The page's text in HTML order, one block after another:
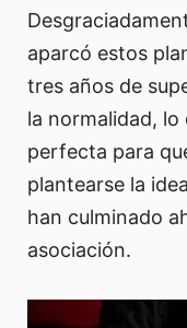
aparcó estos
tres años de
la normalidad,
perfecta para
plantearse la
han culminado
asociación.